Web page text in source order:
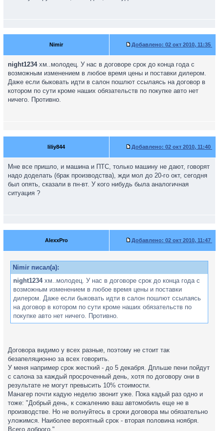
Nimir Добавлено: 02 окт 2010, 11:35
night1234хм..молодец. У нас в договоре срок до конца года с
возможным изменением в любое время цены и поставки дилером.
Даже если быковать идти в салон пошлют ссылаясь на договор в
котором по сути кроме наших обязательств по покупке авто нет
ничего. Противно.
liliy844 Добавлено: 02 окт 2010, 11:40
Мне все пришло, и машина и ПТС, только машину не дают, говорят
надо доделать (брак производства), жди мол до 20-го окт, сегодня
был опять, сказали в пн-вт. У кого нибудь была аналогичная
ситуация ?
AlexxPro Добавлено: 02 окт 2010, 11:47
Nimir писал(а):
night1234хм..молодец. У нас в договоре срок до конца года с
возможным изменением в любое время цены и поставки
дилером. Даже если быковать идти в салон пошлют ссылаясь
на договор в котором по сути кроме наших обязательств по
покупке авто нет ничего. Противно.
Договора видимо у всех разные, поэтому не стоит так
безапеляционно за всех говорить.
У меня например срок жесткий - до 5 декабря. Дпльше пени пойдут
с салона за каждый просроченный день, хотя по договору они в
результате не могут превысить 10% стоимости.
Манагер почти кадую неделю звонит уже. Пока кадый раз одно и
тоже: "Добрый день, к сожалению ваш автомобиль еще не в
производстве. Но не волнуйтесь в сроки договора мы обязательно
уложимся. Наиболее вероятный срок - вторая половина ноября.
Всего доброго."